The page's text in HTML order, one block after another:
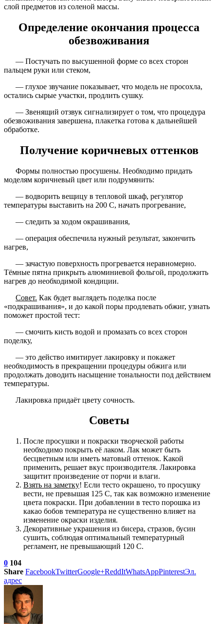
слой предметов из соленой массы.
Определение окончания процесса
обезвоживания
— Постучать по высушенной форме со всех сторон
пальцем руки или стеком,
— глухое звучание показывает, что модель не просохла,
остались сырые участки, продлить сушку.
— Звенящий отзвук сигнализирует о том, что процедура
обезвоживания завершена, плакетка готова к дальнейшей
обработке.
Получение коричневых оттенков
Формы полностью просушены. Необходимо придать
моделям коричневый цвет или подрумянить:
— водворить вещицу в тепловой шкаф, регулятор
температуры выставить на 200 С, начать прогревание,
— следить за ходом окрашивания,
— операция обеспечила нужный результат, закончить
нагрев,
— зачастую поверхность прогревается неравномерно.
Тёмные пятна прикрыть алюминиевой фольгой, продолжить
нагрев до необходимой кондиции.
Совет. Как будет выглядеть поделка после
«подкрашивания», и до какой поры продлевать обжиг, узнать
поможет простой тест:
— смочить кисть водой и промазать со всех сторон
поделку,
— это действо имитирует лакировку и покажет
необходимость в прекращении процедуры обжига или
продолжать доводить насыщение тональности под действием
температуры.
Лакировка придаёт цвету сочность.
Советы
После просушки и покраски творческой работы
необходимо покрыть её лаком. Лак может быть
бесцветным или иметь матовый оттенок. Какой
применить, решает вкус производителя. Лакировка
защитит произведение от порчи и влаги.
Взять на заметку! Если тесто окрашено, то просушку
вести, не превышая 125 С, так как возможно изменение
цвета покраски. При добавлении в тесто порошка из
какао бобов температура не существенно влияет на
изменение окраски изделия.
Декоративные украшения из бисера, стразов, бусин
сушить, соблюдая оптимальный температурный
регламент, не превышающий 120 С.
0 104
Share FacebookTwitterGoogle+ReddItWhatsAppPinterestЭл.
адрес